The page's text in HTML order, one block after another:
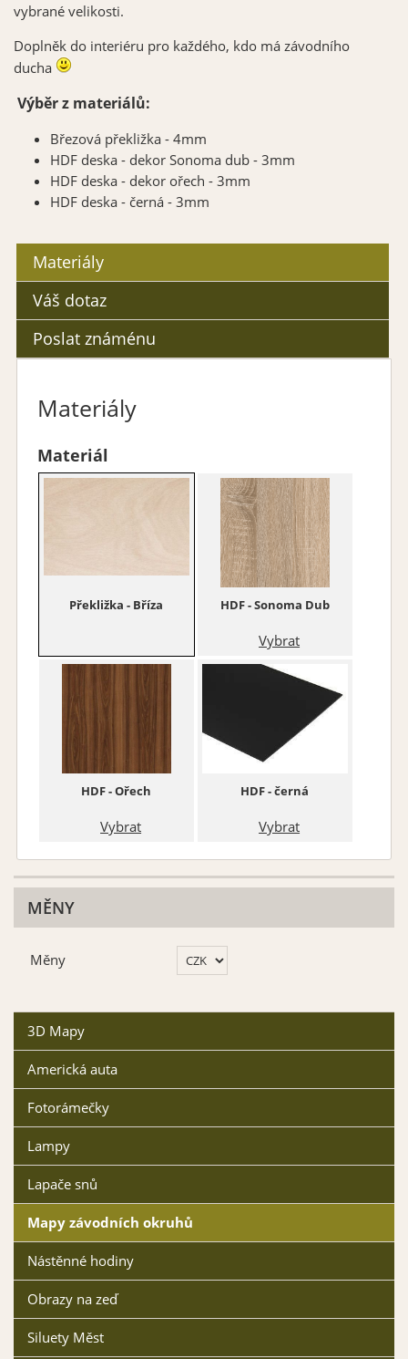
vybrané velikosti.
Doplněk do interiéru pro každého, kdo má závodního
ducha
Výběr z materiálů:
Březová překližka - 4mm
HDF deska - dekor Sonoma dub - 3mm
HDF deska - dekor ořech - 3mm
HDF deska - černá - 3mm
Materiály
Váš dotaz
Poslat známénu
Materiály
Materiál
Překližka - Bříza HDF - Sonoma Dub
Vybrat
HDF - Ořech
Vybrat
HDF - černá
Vybrat
MĚNY
Měny
3D Mapy
Americká auta
Fotorámečky
Lampy
Lapače snů
Mapy závodních okruhů
Nástěnné hodiny
Obrazy na zeď
Siluety Měst